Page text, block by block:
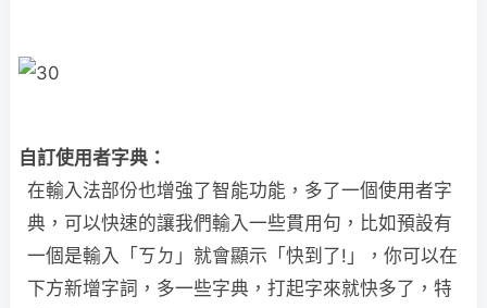
自訂使用者字典：
在輸入法部份也增強了智能功能，多了一個使用者字
典，可以快速的讓我們輸入一些貫用句，比如預設有
一個是輸入「ㄎㄉ」就會顯示「快到了!」，你可以在
下方新增字詞，多一些字典，打起字來就快多了，特